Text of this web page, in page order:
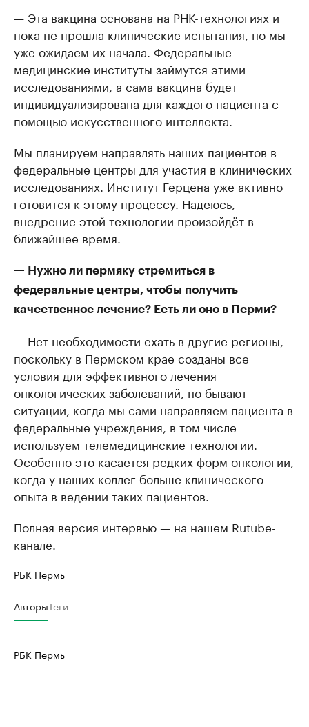
— Эта вакцина основана на РНК-технологиях и
пока не прошла клинические испытания, но мы
уже ожидаем их начала. Федеральные
медицинские институты займутся этими
исследованиями, а сама вакцина будет
индивидуализирована для каждого пациента с
помощью искусственного интеллекта.
Мы планируем направлять наших пациентов в
федеральные центры для участия в клинических
исследованиях. Институт Герцена уже активно
готовится к этому процессу. Надеюсь,
внедрение этой технологии произойдёт в
ближайшее время.
— Нужно ли пермяку стремиться в
федеральные центры, чтобы получить
качественное лечение? Есть ли оно в Перми?
— Нет необходимости ехать в другие регионы,
поскольку в Пермском крае созданы все
условия для эффективного лечения
онкологических заболеваний, но бывают
ситуации, когда мы сами направляем пациента в
федеральные учреждения, в том числе
используем телемедицинские технологии.
Особенно это касается редких форм онкологии,
когда у наших коллег больше клинического
опыта в ведении таких пациентов.
Полная версия интервью — на нашем Rutube-
канале.
РБК Пермь
АвторыТеги
РБК Пермь